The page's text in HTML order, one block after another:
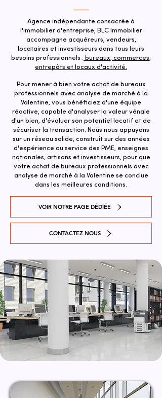
Agence indépendante consacrée à
l'immobilier d'entreprise, BLC Immobilier
accompagne acquéreurs, vendeurs,
locataires et investisseurs dans tous leurs
besoins professionnels : bureaux, commerces,
entrepôts et locaux d'activité.
Pour mener à bien votre achat de bureaux
professionnels avec analyse de marché à la
Valentine, vous bénéficiez d'une équipe
réactive, capable d'analyser la valeur vénale
d'un bien, d'évaluer son potentiel locatif et de
sécuriser la transaction. ​Nous nous appuyons
sur un réseau solide, construit sur des années
d'expérience au service des PME, enseignes
nationales, artisans et investisseurs, pour que
votre achat de bureaux professionnels avec
analyse de marché à la Valentine se conclue
dans les meilleures conditions.
VOIR NOTRE PAGE DÉDIÉE
CONTACTEZ-NOUS